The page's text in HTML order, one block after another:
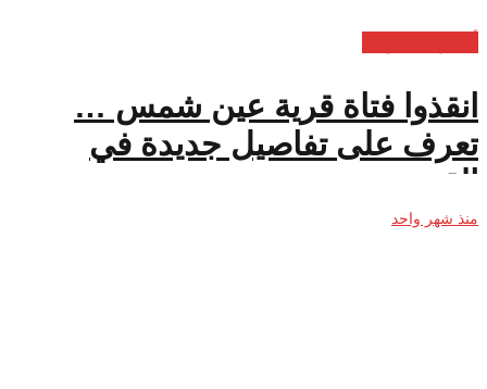
انقذوا فتاة قرية عين شمس …
تعرف على تفاصيل جديدة في
القضية
منذ شهر واحد